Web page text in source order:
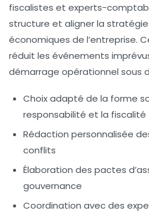
fiscalistes et experts-
structure et aligner la
économiques de l’entreprise.
réduit les événements
démarrage opérationnel sous
Choix adapté de la forme
responsabilité et la fiscalité
Rédaction personnalisée
conflits
Élaboration des pactes
gouvernance
Coordination avec des